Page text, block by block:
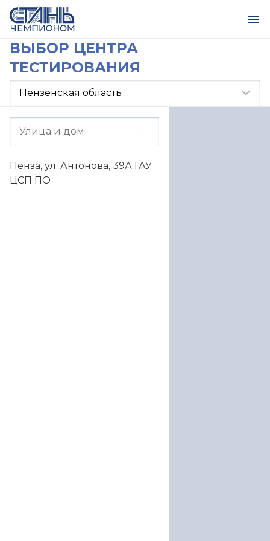
ВЫБОР ЦЕНТРА
ТЕСТИРОВАНИЯ
Пенза, ул. Антонова, 39А ГАУ
ЦСП ПО